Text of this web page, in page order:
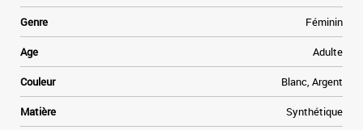
Genre Féminin
Age Adulte
Couleur Blanc, Argent
Matière Synthétique